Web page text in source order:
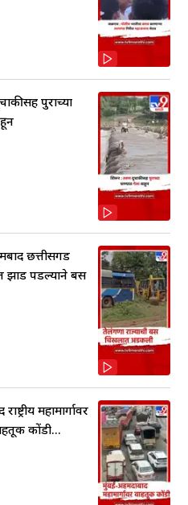
पुराच्या
छत्तीसगड
झाड पडल्याने बस
महामार्गावर
कोंडी...